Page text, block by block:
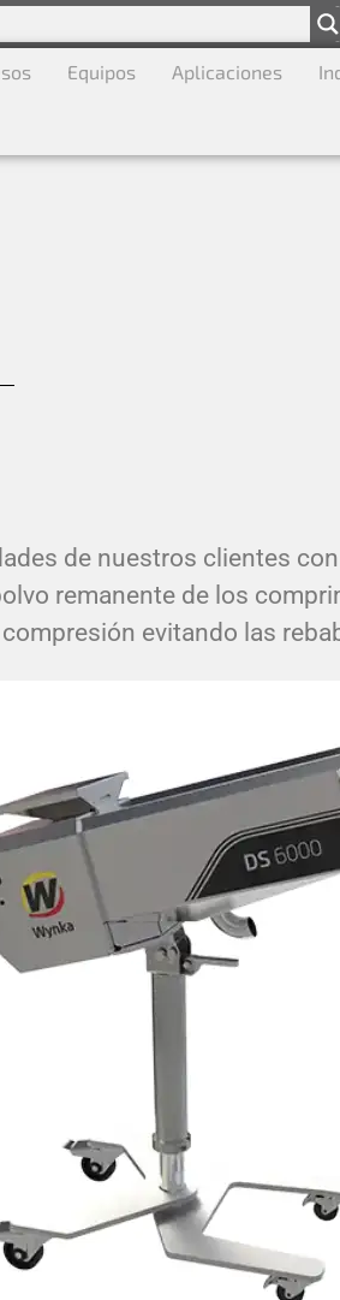
Equipos Aplicaciones
de nuestros clientes
remanente de los
compresión evitando las